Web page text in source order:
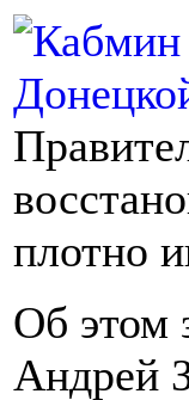
плотно
Об этом
Андрей